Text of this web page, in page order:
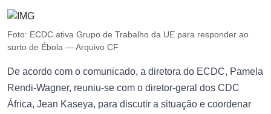
Foto: ECDC ativa Grupo de Trabalho da UE para responder ao
surto de Ébola — Arquivo CF
De acordo com o comunicado, a diretora do ECDC, Pamela
Rendi-Wagner, reuniu-se com o diretor-geral dos CDC
África, Jean Kaseya, para discutir a situação e coordenar